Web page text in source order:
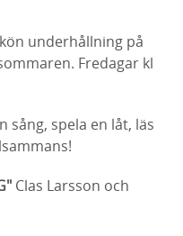
underhållning på
Fredagar kl
sång, spela en låt, läs
Clas Larsson och